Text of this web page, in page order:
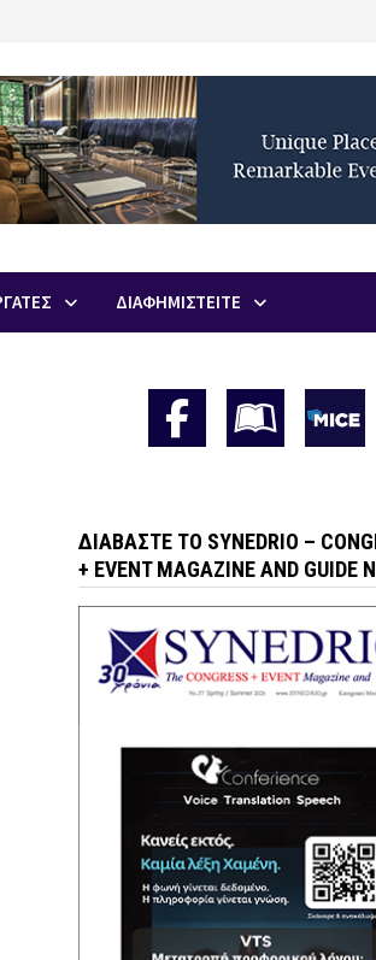
ΔΙΑΦΗΜΙΣΤΕΙΤΕ
ΔΙΑΒΆΣΤΕ ΤΟ SYNEDRIO –
+ EVENT MAGAZINE AND GUIDE